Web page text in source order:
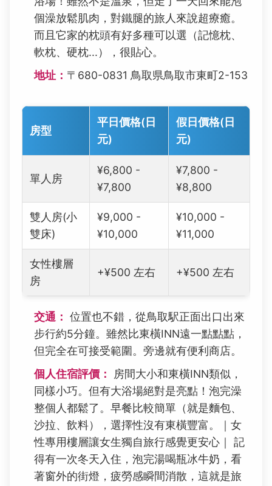
個澡放鬆肌肉，對鐵腿的旅人來說超療癒。
而且它家的枕頭有好多種可以選（記憶枕、
軟枕、硬枕...），很貼心。
地址： 〒680-0831 鳥取県鳥取市東町2-153
房型
平日價格(日
元)
假日價格(日
元)
單人房
¥6,800 -
¥7,800
¥7,800 -
¥8,800
雙人房(小
雙床)
¥9,000 -
¥10,000
¥10,000 -
¥11,000
女性樓層
房
+¥500 左右 +¥500 左右
交通： 位置也不錯，從鳥取駅正面出口出來
步行約5分鐘。雖然比東橫INN遠一點點點，
但完全在可接受範圍。旁邊就有便利商店。
個人住宿評價：
房間大小和東橫INN類似，
同樣小巧。但有大浴場絕對是亮點！泡完澡
整個人都鬆了。早餐比較簡單（就是麵包、
沙拉、飲料），選擇性沒有東橫豐富。｜女
性專用樓層讓女生獨自旅行感覺更安心｜ 記
得有一次冬天入住，泡完湯喝瓶冰牛奶，看
著窗外的街燈，疲勞感瞬間消散，這就是旅